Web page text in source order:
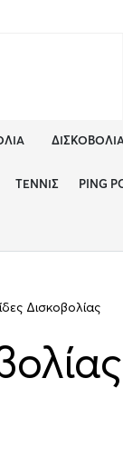
ΤΈΝΝΙΣ PING
Δισκοβολίας